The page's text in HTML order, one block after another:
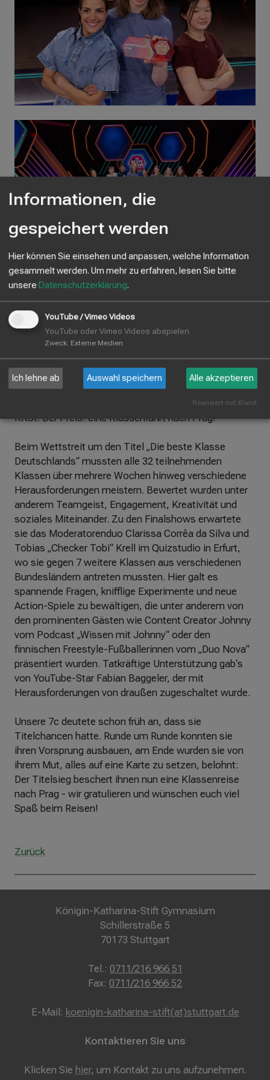
Einmal bei der KiKa-Quizshow mitmachen können -
das war der große Traum unserer 7c. Schon im
vorvergangenen Jahr hatten die SchülerInnen erfolglos
eine Bewerbung eingereicht, nun waren sie nicht nur
dabei, sondern räumten gleich ganz groß ab: Im
Finale setzten sie sich gegen Klassen aus Bonn,
Alzenau und Weimar durch und holten den Pokal ans
KKSt. Der Preis: eine Klassenfahrt nach Prag!
Beim Wettstreit um den Titel „Die beste Klasse
Deutschlands“ mussten alle 32 teilnehmenden
Klassen über mehrere Wochen hinweg verschiedene
Herausforderungen meistern. Bewertet wurden unter
anderem Teamgeist, Engagement, Kreativität und
soziales Miteinander. Zu den Finalshows erwartete
sie das Moderatorenduo Clarissa Corrêa da Silva und
Tobias „Checker Tobi“ Krell im Quizstudio in Erfurt,
wo sie gegen 7 weitere Klassen aus verschiedenen
Bundesländern antreten mussten. Hier galt es
spannende Fragen, knifflige Experimente und neue
Action-Spiele zu bewältigen, die unter anderem von
den prominenten Gästen wie Content Creator Johnny
vom Podcast „Wissen mit Johnny“ oder den
finnischen Freestyle-Fußballerinnen vom „Duo Nova“
präsentiert wurden. Tatkräftige Unterstützung gab‘s
von YouTube-Star Fabian Baggeler, der mit
Herausforderungen von draußen zugeschaltet wurde.
Unsere 7c deutete schon früh an, dass sie
Titelchancen hatte. Runde um Runde konnten sie
ihren Vorsprung ausbauen, am Ende wurden sie von
ihrem Mut, alles auf eine Karte zu setzen, belohnt:
Der Titelsieg beschert ihnen nun eine Klassenreise
nach Prag - wir gratulieren und wünschen euch viel
Spaß beim Reisen!
Zurück
Königin-Katharina-Stift Gymnasium
Schillerstraße 5
70173 Stuttgart
Tel.: 0711/216 966 51
Fax: 0711/216 966 52
E-Mail: koenigin-katharina-stift(at)stuttgart.de
Kontaktieren Sie uns
Klicken Sie hier, um Kontakt zu uns aufzunehmen.
Informationen, die
gespeichert werden
Hier können Sie einsehen und anpassen, welche Information
gesammelt werden. Um mehr zu erfahren, lesen Sie bitte
unsere Datenschutzerklärung.
YouTube / Vimeo Videos
YouTube oder Vimeo Videos abspielen
Zweck: Externe Medien
Ich lehne ab Auswahl speichern Alle akzeptieren
Realisiert mit Klaro!